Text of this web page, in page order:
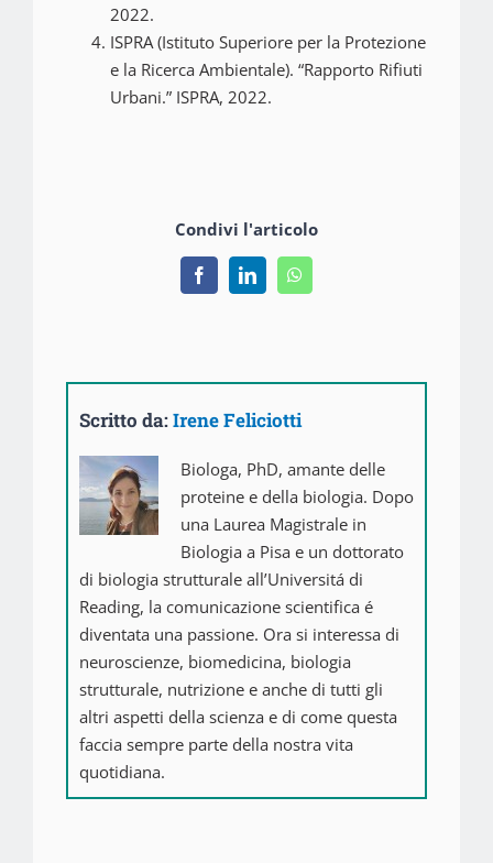
2022.
ISPRA (Istituto Superiore per la Protezione
e la Ricerca Ambientale). “Rapporto Rifiuti
Urbani.” ISPRA, 2022.
Condivi l'articolo
FacebookLinkedInWhatsApp
Scritto da:Irene Feliciotti
Biologa, PhD, amante delle
proteine e della biologia. Dopo
una Laurea Magistrale in
Biologia a Pisa e un dottorato
di biologia strutturale all’Universitá di
Reading, la comunicazione scientifica é
diventata una passione. Ora si interessa di
neuroscienze, biomedicina, biologia
strutturale, nutrizione e anche di tutti gli
altri aspetti della scienza e di come questa
faccia sempre parte della nostra vita
quotidiana.